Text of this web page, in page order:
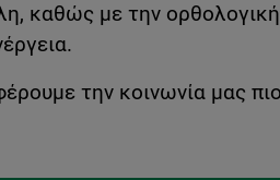
καθώς με την
την κοινωνία μας